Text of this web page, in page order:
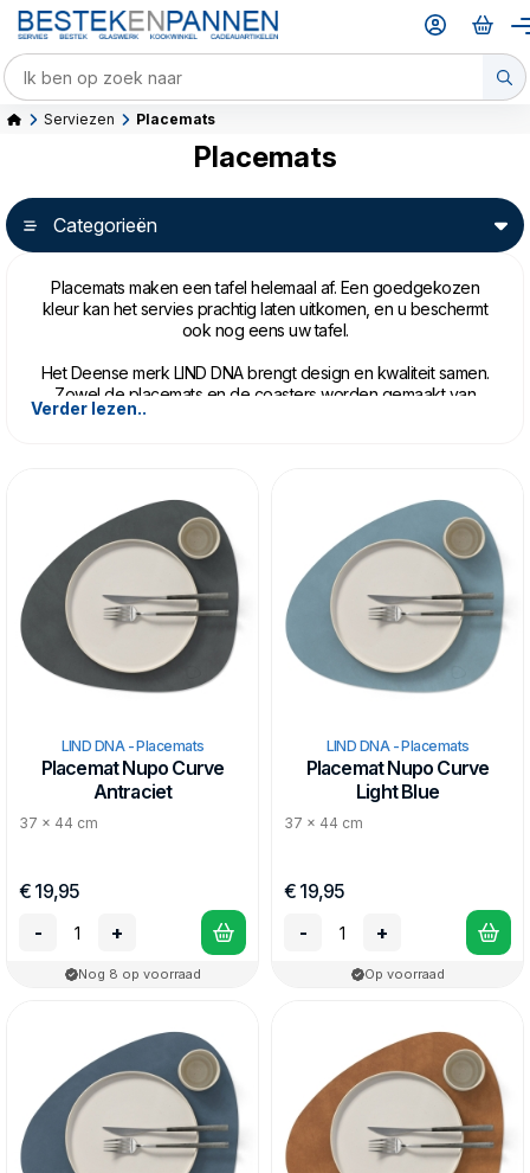
Serviezen Placemats
Placemats
Categorieën
Placemats maken een tafel helemaal af. Een goedgekozen
kleur kan het servies prachtig laten uitkomen, en u beschermt
ook nog eens uw tafel.
Het Deense merk LIND DNA brengt design en kwaliteit samen.
Zowel de placemats en de coasters worden gemaakt van
gerecycled leder (80%) veelal restanten leder dat is
de juiste vorm geperst wordt. Als laatste wordt de kleur en
textuur aangebracht. De LIND DNA placemats en
coasterszijn
makkelijk schoon te maken, vuil en vlekken trekken niet in het
materiaal, en zijn daardoor erg duurzaam. Nordic design op
zijn best!
Verder lezen..
LIND DNA - Placemats
Placemat Nupo Curve
Antraciet
37 x 44 cm
€ 19,95
-
+
Nog 8 op voorraad
LIND DNA - Placemats
Placemat Nupo Curve
Light Blue
37 x 44 cm
€ 19,95
-
+
Op voorraad